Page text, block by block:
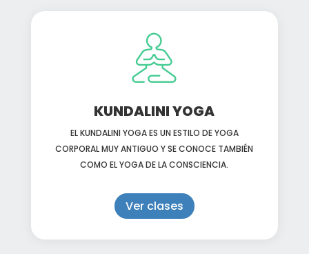
KUNDALINI YOGA
EL KUNDALINI YOGA ES UN ESTILO DE YOGA
CORPORAL MUY ANTIGUO Y SE CONOCE TAMBIÉN
COMO EL YOGA DE LA CONSCIENCIA.
Ver clases